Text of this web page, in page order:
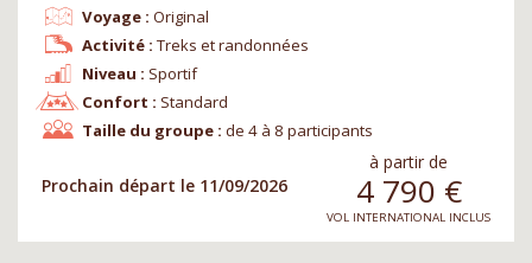
Niveau : Sportif
Voyage : Original
Confort : Standard
Activité : Treks et randonnées
Taille du groupe : de 4 à 8 participants
Prochain départ le 11/09/2026
à partir de
4 790 €
VOL INTERNATIONAL INCLUS